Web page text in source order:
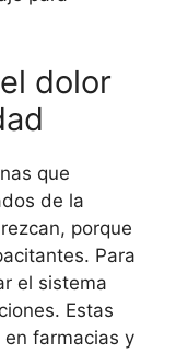
dolor
que
de la
porque
Para
el sistema
Estas
farmacias y